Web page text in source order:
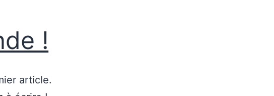
!
article.